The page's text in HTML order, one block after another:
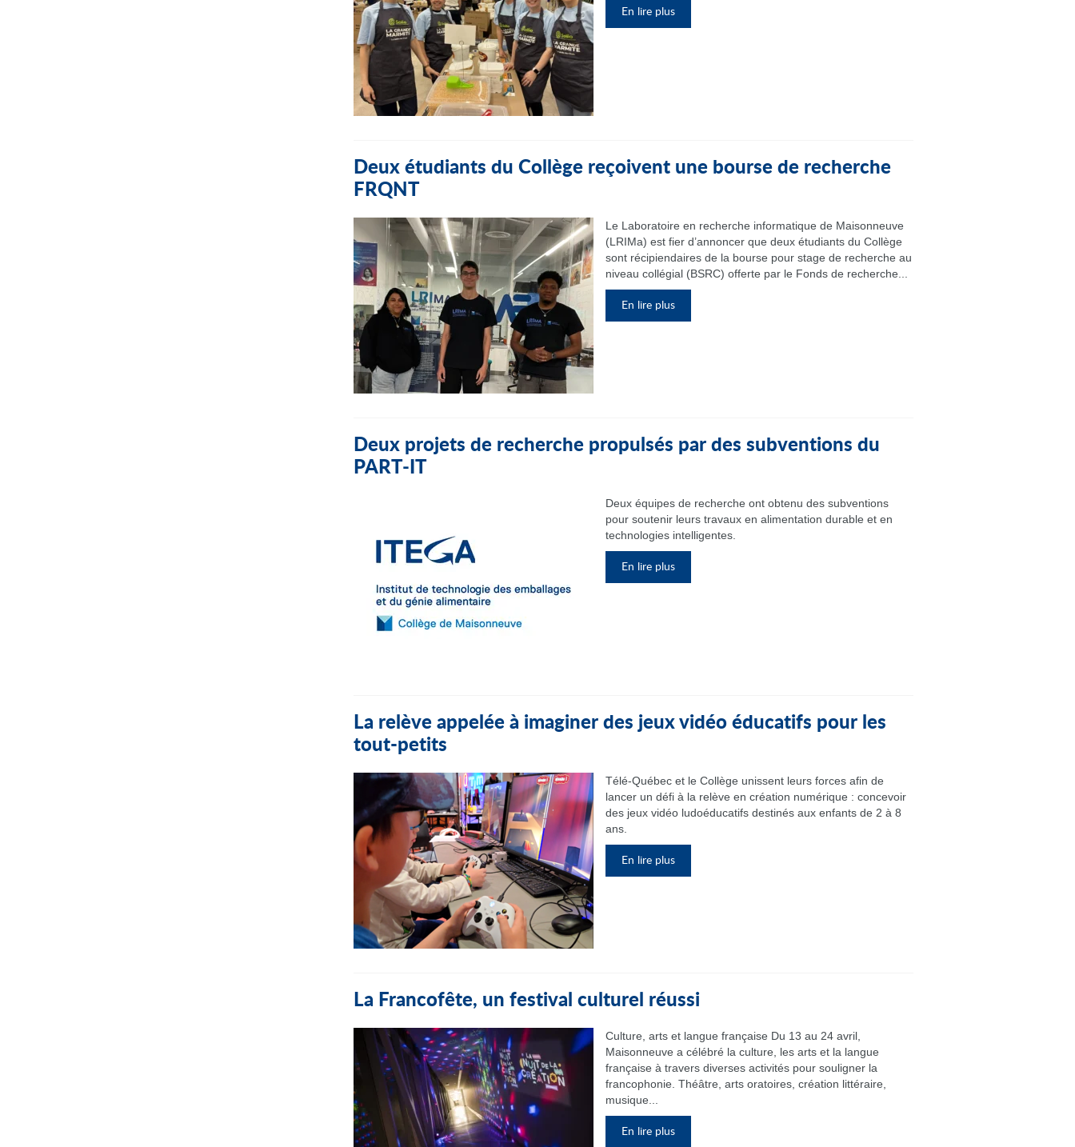
En lire plus
Deux étudiants du Collège reçoivent une bourse de recherche
FRQNT
Le Laboratoire en recherche informatique de Maisonneuve
(LRIMa) est fier d’annoncer que deux étudiants du Collège
sont récipiendaires de la bourse pour stage de recherche au
niveau collégial (BSRC) offerte par le Fonds de recherche...
En lire plus
Deux projets de recherche propulsés par des subventions du
PART‑IT
Deux équipes de recherche ont obtenu des subventions
pour soutenir leurs travaux en alimentation durable et en
technologies intelligentes.
En lire plus
La relève appelée à imaginer des jeux vidéo éducatifs pour les
tout-petits
Télé-Québec et le Collège unissent leurs forces afin de
lancer un défi à la relève en création numérique : concevoir
des jeux vidéo ludoéducatifs destinés aux enfants de 2 à 8
ans.
En lire plus
La Francofête, un festival culturel réussi
Culture, arts et langue française Du 13 au 24 avril,
Maisonneuve a célébré la culture, les arts et la langue
française à travers diverses activités pour souligner la
francophonie. Théâtre, arts oratoires, création littéraire,
musique...
En lire plus